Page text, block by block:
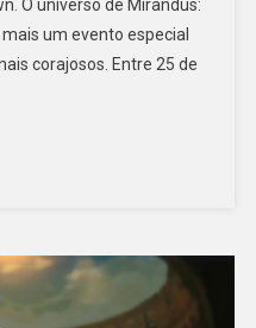
O universo de Mirandus:
um evento especial
corajosos. Entre 25 de